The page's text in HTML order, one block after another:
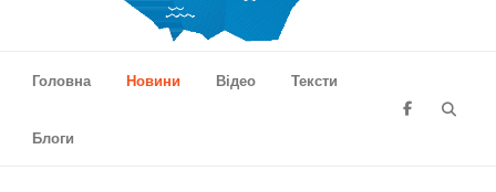
Головна
Новини Відео Тексти
Блоги